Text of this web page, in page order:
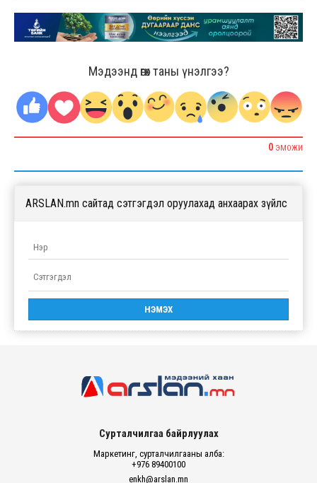
Мэдээнд өгөх таны үнэлгээ?
0 ЭМОЖИ
ARSLAN.mn сайтад сэтгэгдэл оруулахад анхаарах зүйлс
Сурталчилгаа байрлуулах
Маркетинг, сурталчилгааны алба:
+976 89400100
enkh@arslan.mn